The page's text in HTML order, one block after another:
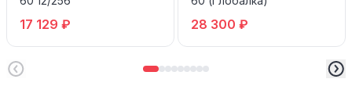
17 129 ₽ 28 300 ₽